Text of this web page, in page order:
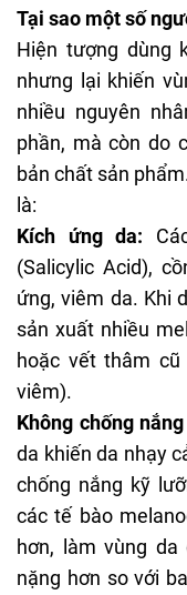
Tại sao một số
Hiện tượng dùng
nhưng lại khiến
nhiều nguyên
phần, mà còn do
bản chất sản
là:
Kích ứng da:
(Salicylic Acid),
ứng, viêm da. Khi
sản xuất nhiều
hoặc vết thâm
viêm).
Không chống
da khiến da nhạy
chống nắng kỹ
các tế bào
hơn, làm vùng
nặng hơn so với